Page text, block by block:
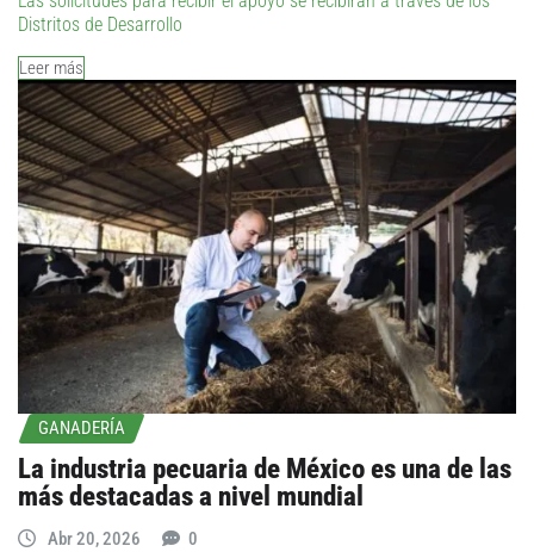
Distritos de Desarrollo
Leer más
GANADERÍA
La industria pecuaria de México es una de las
más destacadas a nivel mundial
Abr 20, 2026 0